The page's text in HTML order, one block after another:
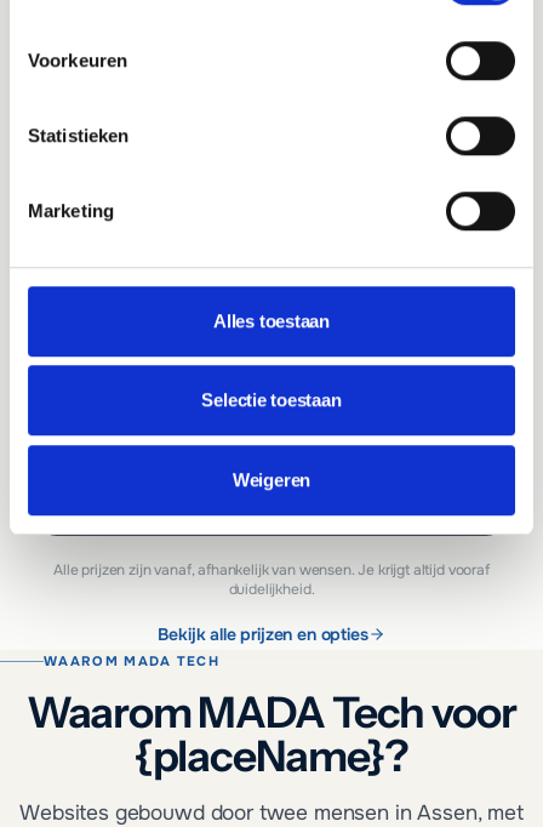
Voorkeuren
Statistieken
Marketing
Alles toestaan
Selectie toestaan
Weigeren
€35
INBEGREPEN
Snelle en stabiele hosting
@jouwdomein.nl mailadressen
Alle prijzen zijn vanaf, afhankelijk van wensen. Je krijgt altijd vooraf
duidelijkheid.
Bekijk alle prijzen en opties
WAAROM MADA TECH
Waarom MADA Tech voor
{placeName}?
Websites gebouwd door twee mensen in Assen, met